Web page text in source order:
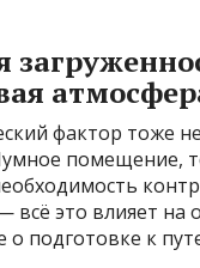
фактор тоже
помещение,
всё это влияет на
о подготовке к